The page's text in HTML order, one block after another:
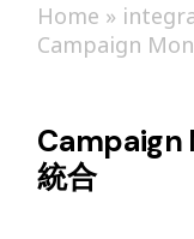
Home »
Campaign
Campaign
統合